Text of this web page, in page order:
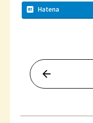
Hatena